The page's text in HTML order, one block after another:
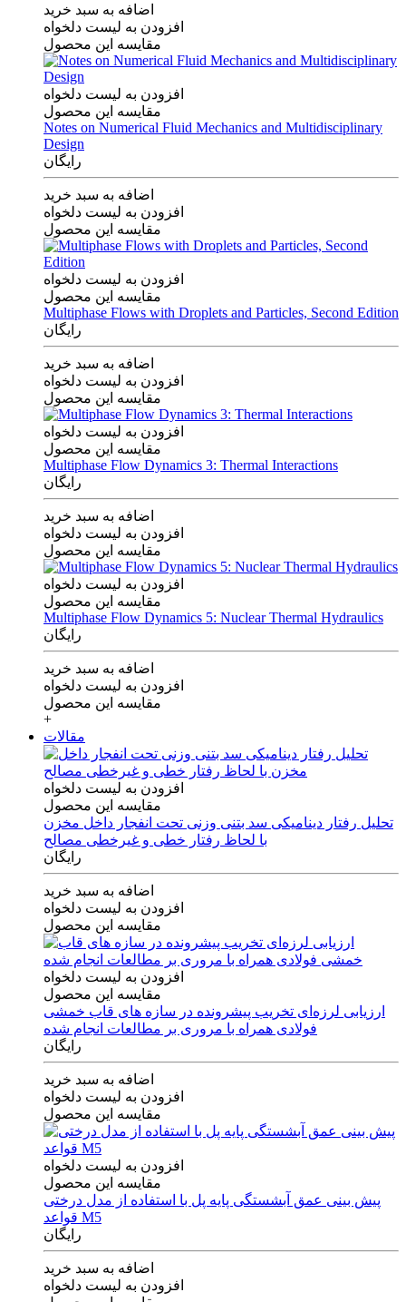
اضافه به سبد خرید
افزودن به لیست دلخواه
مقایسه این محصول
افزودن به لیست دلخواه
مقایسه این محصول
Notes on Numerical Fluid Mechanics and Multidisciplinary
Design
رایگان
اضافه به سبد خرید
افزودن به لیست دلخواه
مقایسه این محصول
افزودن به لیست دلخواه
مقایسه این محصول
Multiphase Flows with Droplets and Particles, Second Edition
رایگان
اضافه به سبد خرید
افزودن به لیست دلخواه
مقایسه این محصول
افزودن به لیست دلخواه
مقایسه این محصول
Multiphase Flow Dynamics 3: Thermal Interactions
رایگان
اضافه به سبد خرید
افزودن به لیست دلخواه
مقایسه این محصول
افزودن به لیست دلخواه
مقایسه این محصول
Multiphase Flow Dynamics 5: Nuclear Thermal Hydraulics
رایگان
اضافه به سبد خرید
افزودن به لیست دلخواه
مقایسه این محصول
+
مقالات
افزودن به لیست دلخواه
مقایسه این محصول
تحلیل رفتار دینامیکی سد بتنی وزنی تحت انفجار داخل مخزن
با لحاظ رفتار خطی و غیرخطی مصالح
رایگان
اضافه به سبد خرید
افزودن به لیست دلخواه
مقایسه این محصول
افزودن به لیست دلخواه
مقایسه این محصول
ارزیابی لرزه‌ای تخریب پیشرونده در سازه های قاب خمشی
فولادی همراه با مروری بر مطالعات انجام شده
رایگان
اضافه به سبد خرید
افزودن به لیست دلخواه
مقایسه این محصول
افزودن به لیست دلخواه
مقایسه این محصول
پیش بینی عمق آبشستگی پایه پل با استفاده از مدل درختی
قواعد M5
رایگان
اضافه به سبد خرید
افزودن به لیست دلخواه